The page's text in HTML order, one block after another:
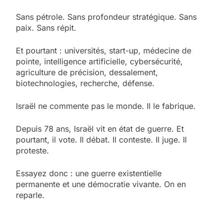
Sans pétrole. Sans profondeur stratégique. Sans
paix. Sans répit.
Et pourtant : universités, start-up, médecine de
pointe, intelligence artificielle, cybersécurité,
agriculture de précision, dessalement,
biotechnologies, recherche, défense.
Israël ne commente pas le monde. Il le fabrique.
Depuis 78 ans, Israël vit en état de guerre. Et
pourtant, il vote. Il débat. Il conteste. Il juge. Il
proteste.
Essayez donc : une guerre existentielle
permanente et une démocratie vivante. On en
reparle.